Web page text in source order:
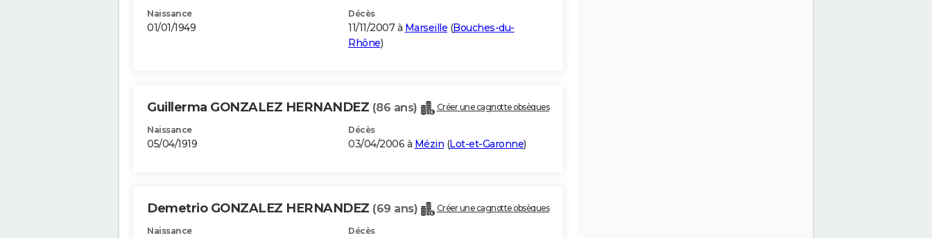
Naissance
01/01/1949
Décès
11/11/2007 à Marseille (Bouches-du-
Rhône)
Guillerma GONZALEZ HERNANDEZ (86 ans) Créer une cagnotte obsèques
Naissance
05/04/1919
Décès
03/04/2006 à Mézin (Lot-et-Garonne)
Demetrio GONZALEZ HERNANDEZ (69 ans) Créer une cagnotte obsèques
Naissance Décès